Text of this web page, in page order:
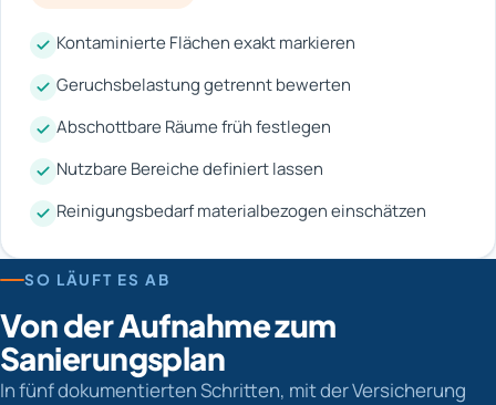
Kontaminierte Flächen exakt markieren
Geruchsbelastung getrennt bewerten
Abschottbare Räume früh festlegen
Nutzbare Bereiche definiert lassen
Reinigungsbedarf materialbezogen einschätzen
SO LÄUFT ES AB
Von der Aufnahme zum
Sanierungsplan
In fünf dokumentierten Schritten, mit der Versicherung